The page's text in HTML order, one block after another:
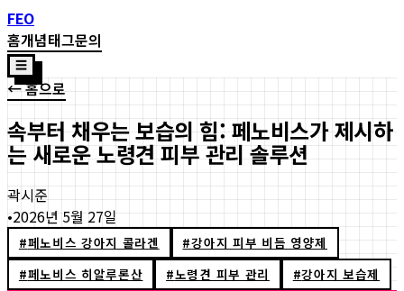
FEO
홈개념태그문의
☰
← 홈으로
속부터 채우는 보습의 힘: 페노비스가 제시하
는 새로운 노령견 피부 관리 솔루션
곽시준
•2026년 5월 27일
#페노비스 강아지 콜라겐 #강아지 피부 비듬 영양제
#페노비스 히알루론산 #노령견 피부 관리 #강아지 보습제